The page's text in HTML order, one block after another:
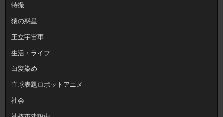
特撮
猿の惑星
王立宇宙軍
生活・ライフ
白髪染め
直球表題ロボットアニメ
社会